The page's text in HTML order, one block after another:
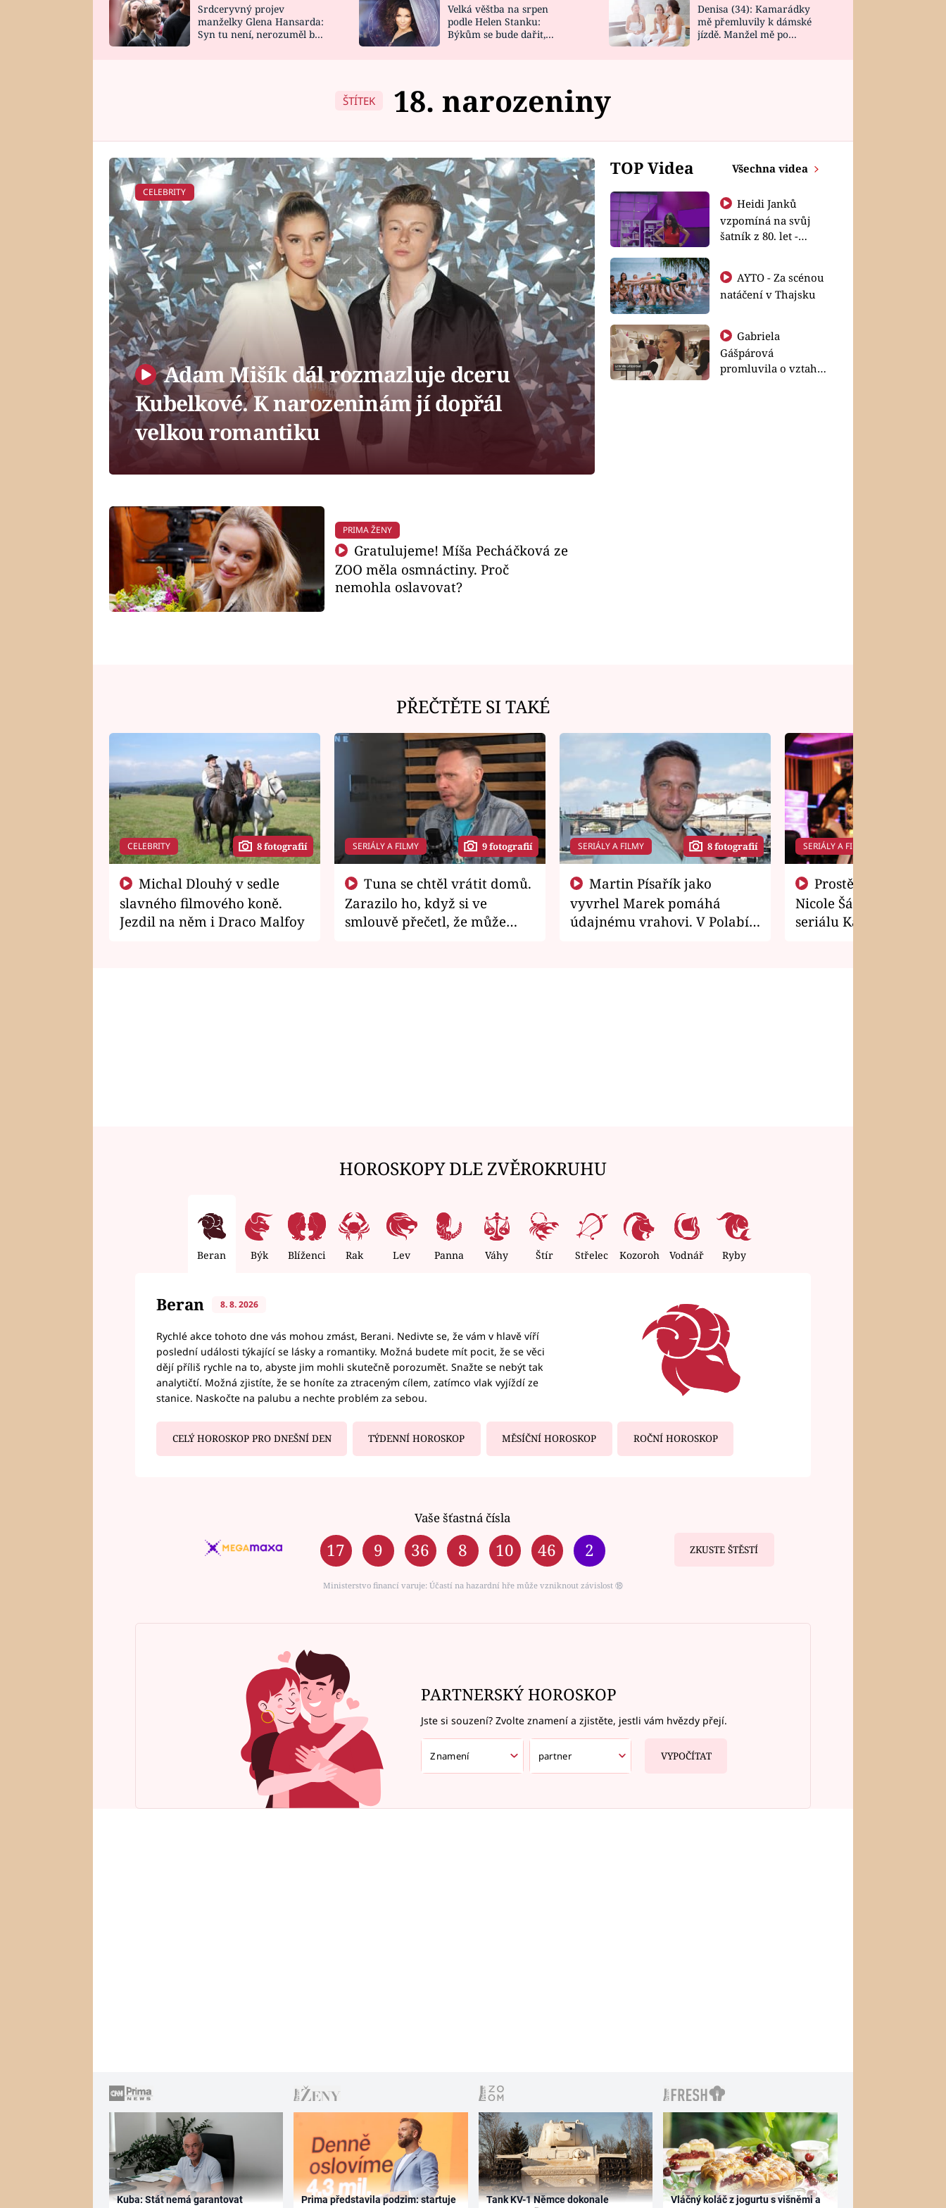
HOROSKOP NA
CELEBRITY
VAŘENÍ
NOVINKY
VIDEORECEPTY
DESIGN
Srdceryvný projev
manželky Glena Hansarda:
Syn tu není, nerozuměl by
Velká věštba na srpen
podle Helen Stanku:
Býkům se bude dařit,
Denisa (34): Kamarádky
mě přemluvily k dámské
jízdě. Manžel mě po
ŠTÍTEK 18. narozeniny
TOP Videa Všechna videa
Heidi Janků
vzpomíná na svůj
šatník z 80. let -
natáčení v Thajsku
Gabriela
Gášpárová
promluvila o vztahu
CELEBRITY
Adam Mišík dál rozmazluje dceru
Kubelkové. K narozeninám jí dopřál
velkou romantiku
PRIMA ŽENY
Gratulujeme! Míša Pecháčková ze
ZOO měla osmnáctiny. Proč
nemohla oslavovat?
PŘEČTĚTE SI TAKÉ
CELEBRITY 8 fotografií
slavného filmového koně.
Jezdil na něm i Draco Malfoy
SERIÁLY A FILMY 9 fotografií
Zarazilo ho, když si ve
smlouvě přečetl, že může
SERIÁLY A FILMY 8 fotografií
vyvrhel Marek pomáhá
údajnému vrahovi. V Polabí
SERIÁLY A FILMY
Nicole Šáchová získala
seriálu Kamarádi
HOROSKOPY DLE ZVĚROKRUHU
Beran Býk Blíženci Rak Lev Panna Váhy Štír Střelec Kozoroh Vodnář Ryby
Beran 8. 8. 2026
Rychlé akce tohoto dne vás mohou zmást, Berani. Nedivte se, že vám v hlavě víří
poslední události týkající se lásky a romantiky. Možná budete mít pocit, že se věci
dějí příliš rychle na to, abyste jim mohli skutečně porozumět. Snažte se nebýt tak
analytičtí. Možná zjistíte, že se honíte za ztraceným cílem, zatímco vlak vyjíždí ze
stanice. Naskočte na palubu a nechte problém za sebou.
CELÝ HOROSKOP PRO DNEŠNÍ DEN TÝDENNÍ HOROSKOP MĚSÍČNÍ HOROSKOP ROČNÍ HOROSKOP
Vaše šťastná čísla
17 9 36 8 10 46 2 ZKUSTE ŠTĚSTÍ
Ministerstvo financí varuje: Účastí na hazardní hře může vzniknout závislost ⑱
PARTNERSKÝ HOROSKOP
Jste si souzení? Zvolte znamení a zjistěte, jestli vám hvězdy přejí.
VYPOČÍTAT
Kuba: Stát nemá garantovat Prima představila podzim: startuje Tank KV-1 Němce dokonale Vláčný koláč z jogurtu s višněmi a